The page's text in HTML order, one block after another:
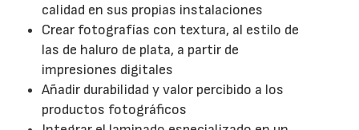
calidad en sus propias instalaciones
Crear fotografías con textura, al estilo de
las de haluro de plata, a partir de
impresiones digitales
Añadir durabilidad y valor percibido a los
productos fotográficos